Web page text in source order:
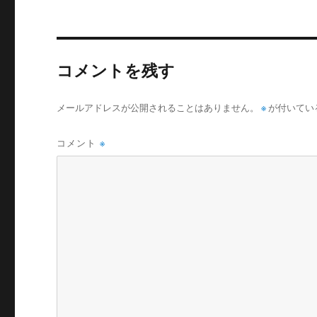
コメントを残す
メールアドレスが公開されることはありません。 ※ が付いて
コメント※